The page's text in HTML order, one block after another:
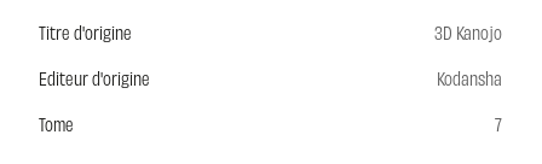
Titre d'origine
3D Kanojo
Editeur d'origine
Kodansha
Tome
7